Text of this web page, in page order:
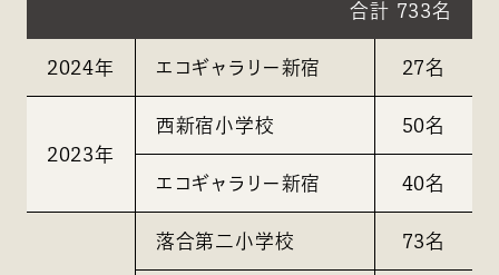
合計 733名
2024年 エコギャラリー新宿 27名
2023年
西新宿小学校 50名
エコギャラリー新宿 40名
落合第二小学校 73名